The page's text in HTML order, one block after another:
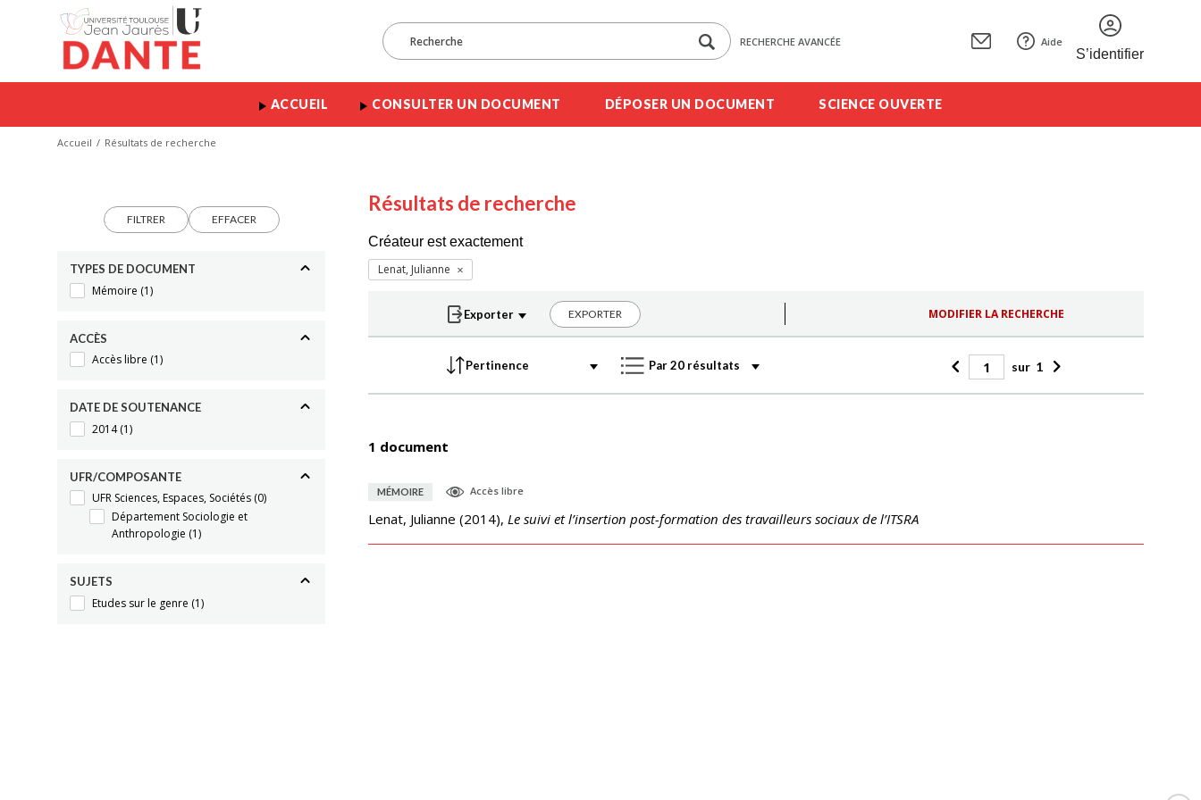
RECHERCHE AVANCÉE Aide
S’identifier
ACCUEIL CONSULTER UN DOCUMENT DÉPOSER UN DOCUMENT SCIENCE OUVERTE
Accueil Résultats de recherche
FILTRER EFFACER
TYPES DE DOCUMENT
Mémoire (1)
ACCÈS
Accès libre (1)
DATE DE SOUTENANCE
2014(1)
UFR/COMPOSANTE
UFR Sciences, Espaces, Sociétés (0)
Département Sociologie et
Anthropologie (1)
SUJETS
Etudes sur le genre (1)
Résultats de recherche
Créateur est exactement
Lenat, Julianne
EXPORTER MODIFIER LA RECHERCHE
sur 1
1 document
MÉMOIRE Accès libre
Lenat, Julianne (2014), Le suivi et l’insertion post-formation des travailleurs sociaux de l’ITSRA